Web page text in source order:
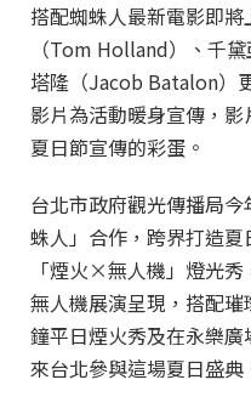
搭配蜘蛛人最新電影即
（Tom Holland）、千
塔隆（Jacob Batalon）
影片為活動暖身宣傳，
夏日節宣傳的彩蛋。
台北市政府觀光傳播局
蛛人」合作，跨界打造
「煙火×無人機」燈光
無人機展演呈現，搭配
鐘平日煙火秀及在永樂
來台北參與這場夏日盛典